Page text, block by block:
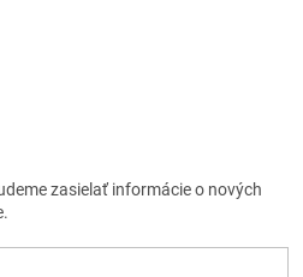
zasielať informácie o nových